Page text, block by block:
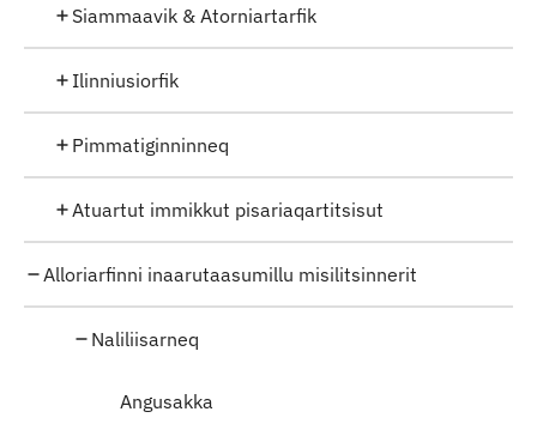
Siammaavik & Atorniartarfik
Ilinniusiorfik
Pimmatiginninneq
Atuartut immikkut pisariaqartitsisut
Alloriarfinni inaarutaasumillu misilitsinnerit
Naliliisarneq
Angusakka